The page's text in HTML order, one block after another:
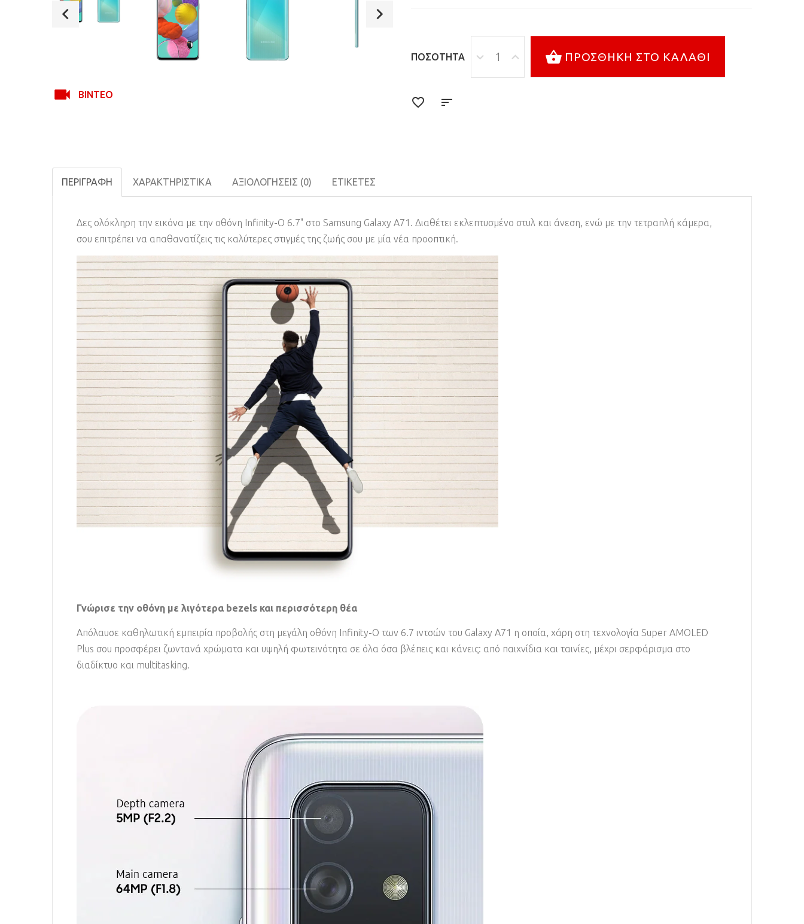
ΒΊΝΤΕΟ
ΠΟΣΌΤΗΤΑ ΠΡΟΣΘΉΚΗ ΣΤΟ ΚΑΛΆΘΙ
ΠΕΡΙΓΡΑΦΉ ΧΑΡΑΚΤΗΡΙΣΤΙΚΆ ΑΞΙΟΛΟΓΉΣΕΙΣ (0) ΕΤΙΚΈΤΕΣ
Δες ολόκληρη την εικόνα με την οθόνη Infinity-O 6.7" στο Samsung Galaxy A71. Διαθέτει εκλεπτυσμένο στυλ και άνεση, ενώ με την τετραπλή κάμερα,
σου επιτρέπει να απαθανατίζεις τις καλύτερες στιγμές της ζωής σου με μία νέα προοπτική.
Γνώρισε την οθόνη με λιγότερα bezels και περισσότερη θέα
Απόλαυσε καθηλωτική εμπειρία προβολής στη μεγάλη οθόνη Infinity-O των 6.7 ιντσών του Galaxy A71 η οποία, χάρη στη τεχνολογία Super AMOLED
Plus σου προσφέρει ζωντανά χρώματα και υψηλή φωτεινότητα σε όλα όσα βλέπεις και κάνεις: από παιχνίδια και ταινίες, μέχρι σερφάρισμα στο
διαδίκτυο και multitasking.